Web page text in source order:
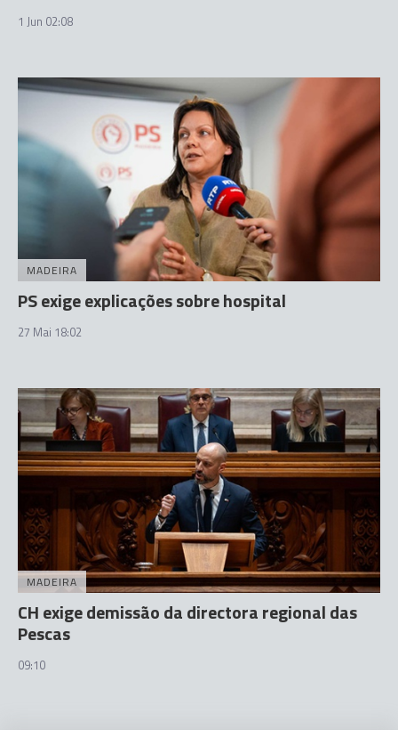
1 Jun 02:08
MADEIRA
PS exige explicações sobre hospital
27 Mai 18:02
MADEIRA
CH exige demissão da directora regional das
Pescas
09:10